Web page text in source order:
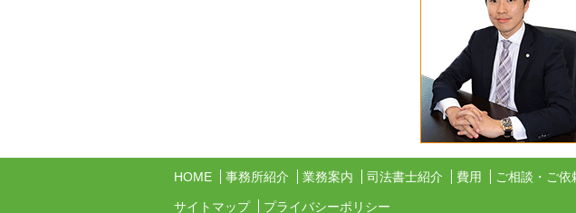
HOME 事務所紹介 業務案内 司法書士紹介 費用 ご相談・ご依
サイトマップ プライバシーポリシー